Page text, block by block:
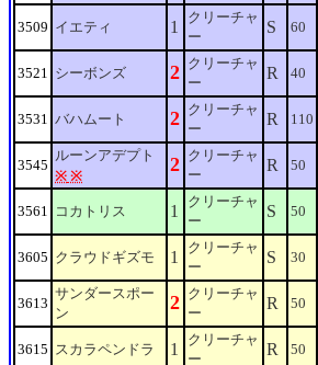
3509 イエティ 1
クリーチャ
ー
S 60
3521 シーボンズ 2 クリーチャ
ー
R 40
3531 バハムート 2 クリーチャ
ー
R 110
3545
ルーンアデプト
※ ※
2 クリーチャ
ー
R 50
3561 コカトリス 1
クリーチャ
ー
S 50
3605 クラウドギズモ 1
クリーチャ
ー
S 30
3613
サンダースポー
ン
2 クリーチャ
ー
R 50
3615 スカラペンドラ 1
クリーチャ
ー
R 50